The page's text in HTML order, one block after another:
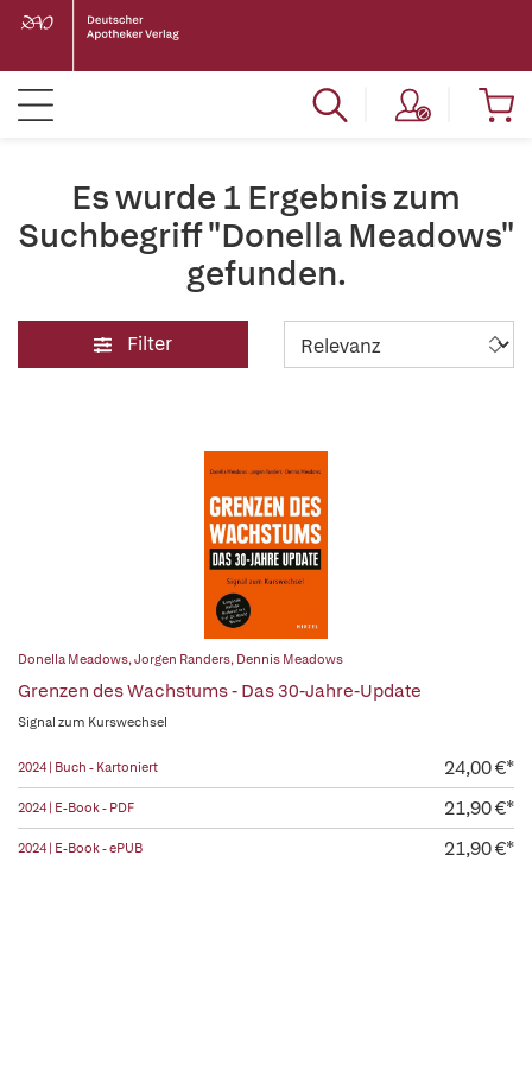
Es wurde 1 Ergebnis zum
Suchbegriff "Donella Meadows"
gefunden.
Filter
Donella Meadows,Jorgen Randers, Dennis Meadows
Grenzen des Wachstums - Das 30-Jahre-Update
Signal zum Kurswechsel
2024 | Buch - Kartoniert 24,00 €*
2024 | E-Book - PDF 21,90 €*
2024 | E-Book - ePUB 21,90 €*